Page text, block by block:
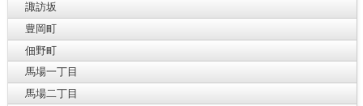
諏訪坂
豊岡町
佃野町
馬場一丁目
馬場二丁目